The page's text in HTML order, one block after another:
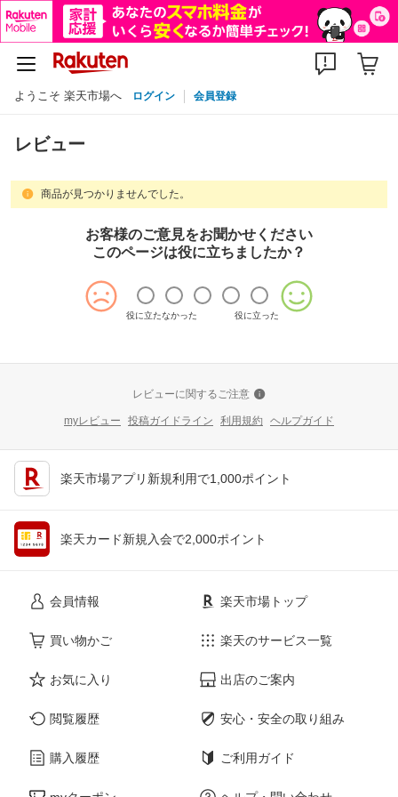
ようこそ 楽天市場へ ログイン 会員登録
レビュー
商品が見つかりませんでした。
お客様のご意見をお聞かせください
このページは役に立ちましたか？
役に立たなかった 役に立った
レビューに関するご注意
myレビュー 投稿ガイドライン 利用規約 ヘルプガイド
楽天市場アプリ新規利用で1,000ポイント
楽天カード新規入会で2,000ポイント
会員情報
買い物かご
お気に入り
閲覧履歴
購入履歴
楽天市場トップ
楽天のサービス一覧
出店のご案内
安心・安全の取り組み
ご利用ガイド